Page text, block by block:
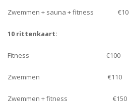
Zwemmen + sauna + fitness
10 rittenkaart:
Fitness €100
Zwemmen €110
Zwemmen + fitness €150